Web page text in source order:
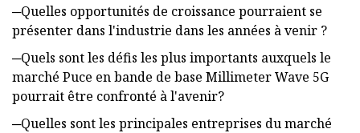
─Quelles opportunités de croissance pourraient se
présenter dans l'industrie dans les années à venir ?
─Quels sont les défis les plus importants auxquels le
marché Puce en bande de base Millimeter Wave 5G
pourrait être confronté à l'avenir?
─Quelles sont les principales entreprises du marché